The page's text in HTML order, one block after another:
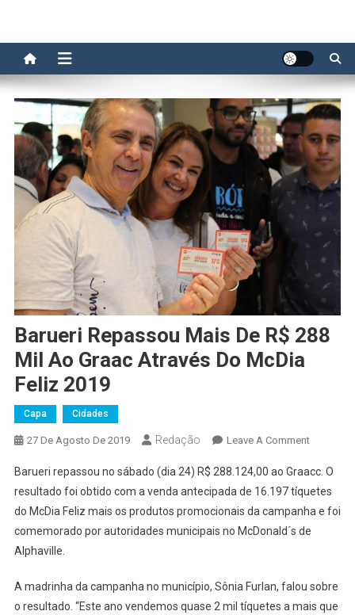
Barueri Repassou Mais De R$ 288
Mil Ao Graac Através Do McDia
Feliz 2019
Capa Cidades
27 De Agosto De 2019 Redação Leave A CommentOn
Repassou
Mais
De
R$
Ao
Graac
Barueri repassou no sábado (dia 24) R$ 288.124,00 ao Graacc. O
resultado foi obtido com a venda antecipada de 16.197 tíquetes
do McDia Feliz mais os produtos promocionais da campanha e foi
comemorado por autoridades municipais no McDonald´s de
Alphaville.
A madrinha da campanha no município, Sônia Furlan, falou sobre
o resultado. “Este ano vendemos quase 2 mil tíquetes a mais que